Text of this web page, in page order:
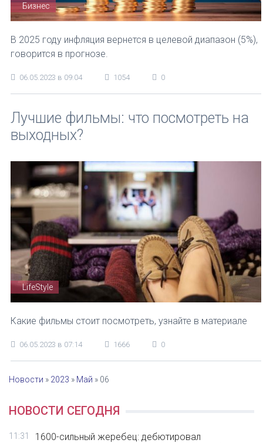
Бизнес
В 2025 году инфляция вернется в целевой диапазон (5%),
говорится в прогнозе.
06.05.2023 в 09:04 1054 0
Лучшие фильмы: что посмотреть на
выходных?
LifeStyle
Какие фильмы стоит посмотреть, узнайте в материале
06.05.2023 в 07:14 1666 0
Новости » 2023 » Май » 06
НОВОСТИ СЕГОДНЯ
11:31
1600-сильный жеребец: дебютировал